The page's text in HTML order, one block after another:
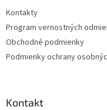
Kontakty
Program vernostných
Obchodné podmienky
Podmienky ochrany
Kontakt